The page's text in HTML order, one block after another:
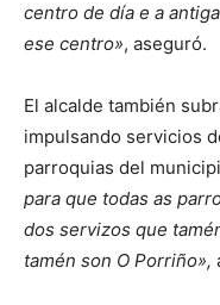
centro de día e a
ese centro», aseguró.
El alcalde también
impulsando servicios
parroquias del
para que todas as
dos servizos que
tamén son O Porriño»,